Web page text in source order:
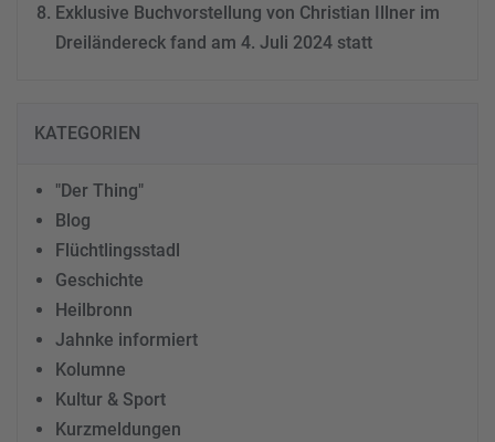
Exklusive Buchvorstellung von Christian Illner im
Dreiländereck fand am 4. Juli 2024 statt
KATEGORIEN
"Der Thing"
Blog
Flüchtlingsstadl
Geschichte
Heilbronn
Jahnke informiert
Kolumne
Kultur & Sport
Kurzmeldungen